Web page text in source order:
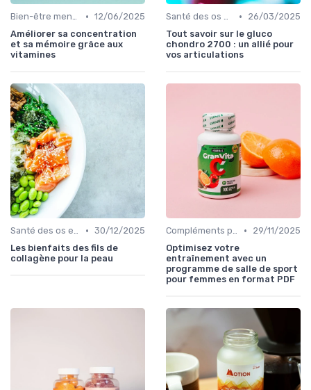
Bien-être mental et cognitif • 12/06/2025
Améliorer sa concentration
et sa mémoire grâce aux
vitamines
Santé des os et des articulations •
26/03/2025
Tout savoir sur le gluco
chondro 2700 : un allié pour
vos articulations
Santé des os et des articulations • 30/12/2025
Les bienfaits des fils de
collagène pour la peau
Compléments pour sportifs •
29/11/2025
Optimisez votre
entraînement avec un
programme de salle de sport
pour femmes en format PDF